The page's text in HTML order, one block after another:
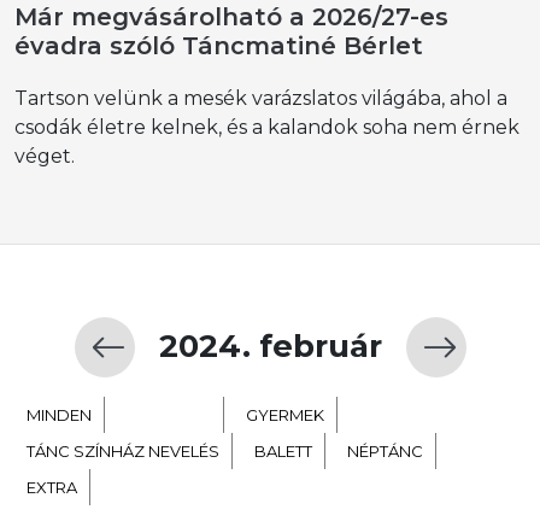
Már megvásárolható a 2026/27-es
évadra szóló Táncmatiné Bérlet
Tartson velünk a mesék varázslatos világába, ahol a
csodák életre kelnek, és a kalandok soha nem érnek
véget.
2024. február
MINDEN
GYERMEK
TÁNC SZÍNHÁZ NEVELÉS
BALETT
NÉPTÁNC
EXTRA